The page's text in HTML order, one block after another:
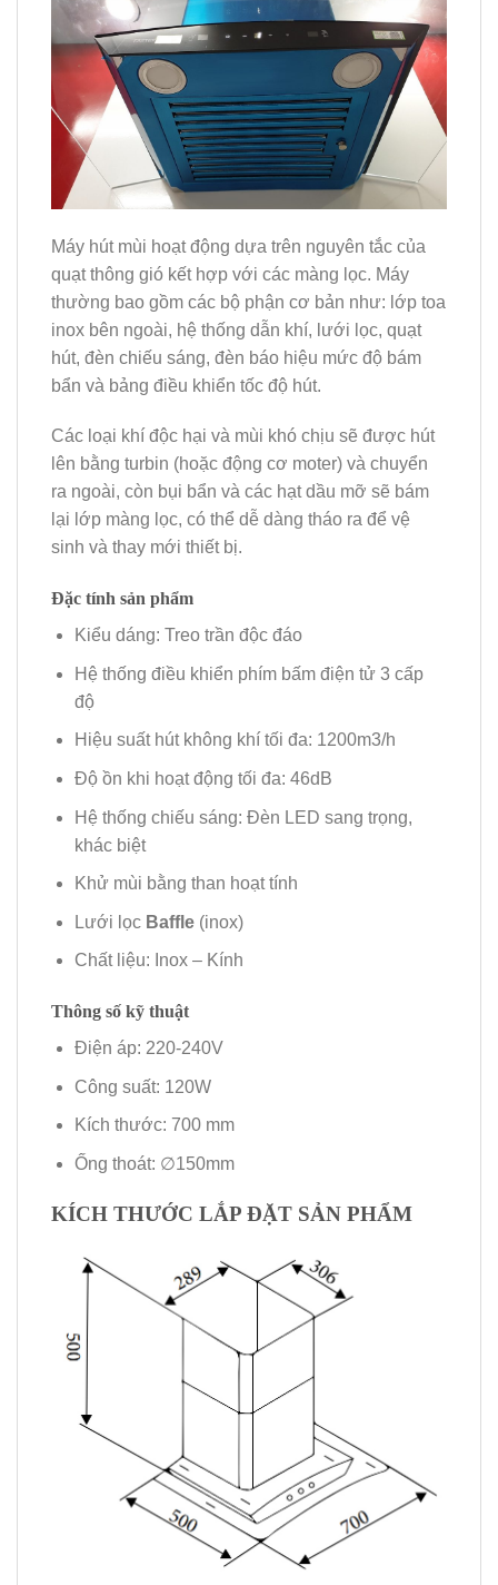
Máy hút mùi hoạt động dựa trên nguyên tắc của
quạt thông gió kết hợp với các màng lọc. Máy
thường bao gồm các bộ phận cơ bản như: lớp toa
inox bên ngoài, hệ thống dẫn khí, lưới lọc, quạt
hút, đèn chiếu sáng, đèn báo hiệu mức độ bám
bẩn và bảng điều khiển tốc độ hút.
Các loại khí độc hại và mùi khó chịu sẽ được hút
lên bằng turbin (hoặc động cơ moter) và chuyển
ra ngoài, còn bụi bẩn và các hạt dầu mỡ sẽ bám
lại lớp màng lọc, có thể dễ dàng tháo ra để vệ
sinh và thay mới thiết bị.
Đặc tính sản phẩm
Kiểu dáng: Treo trần độc đáo
Hệ thống điều khiển phím bấm điện tử 3 cấp
độ
Hiệu suất hút không khí tối đa: 1200m3/h
Độ ồn khi hoạt động tối đa: 46dB
Hệ thống chiếu sáng: Đèn LED sang trọng,
khác biệt
Khử mùi bằng than hoạt tính
Lưới lọc Baffle(inox)
Chất liệu: Inox – Kính
Thông số kỹ thuật
Điện áp: 220-240V
Công suất: 120W
Kích thước: 700 mm
Ống thoát: ∅150mm
KÍCH THƯỚC LẮP ĐẶT SẢN PHẨM